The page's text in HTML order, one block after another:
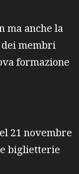
ma anche la
dei membri
formazione
21 novembre
biglietterie